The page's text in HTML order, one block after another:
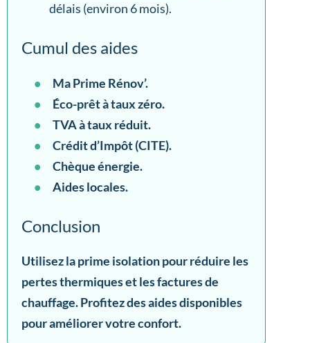
délais (environ 6 mois).
Cumul des aides
Ma Prime Rénov’.
Éco-prêt à taux zéro.
TVA à taux réduit.
Crédit d’Impôt (CITE).
Chèque énergie.
Aides locales.
Conclusion
Utilisez la prime isolation pour réduire les
pertes thermiques et les factures de
chauffage. Profitez des aides disponibles
pour améliorer votre confort.